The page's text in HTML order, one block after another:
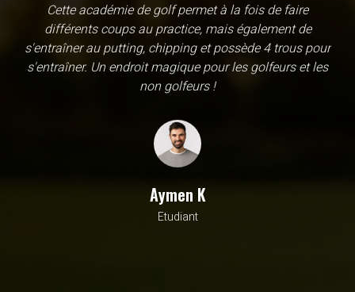
L'Academy de Gammarth comme son nom l'indique est
une école, en fait c'est un practice exceptionnel. il y a
évidemment un pratique classic sur tapis mais aussi
un sur herbe, des zones pour le chipping, les bumqers...
Vous y avez pensé, c'est à l'academy. Il n'y a pas assez
beauté de ce site